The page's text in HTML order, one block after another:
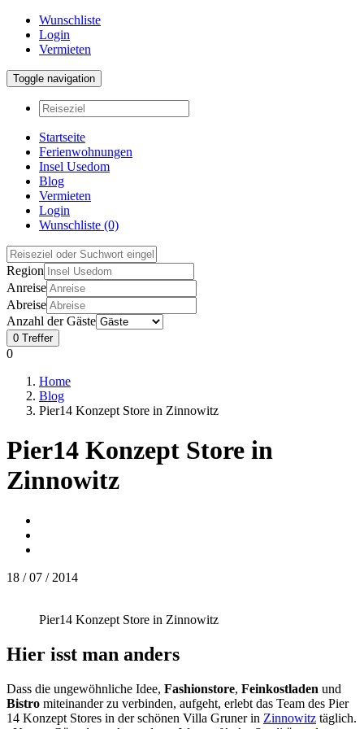
Wunschliste
Login
Vermieten
Toggle navigation
Startseite
Ferienwohnungen
Insel Usedom
Blog
Vermieten
Login
Wunschliste (0)
Region
Anreise
Abreise
Anzahl der Gäste
0 Treffer
0
Home
Blog
Pier14 Konzept Store in Zinnowitz
Pier14 Konzept Store in
Zinnowitz
18 / 07 / 2014
Pier14 Konzept Store in Zinnowitz
Hier isst man anders
Dass die ungewöhnliche Idee, Fashionstore, Feinkostladen und
Bistro miteinander zu verbinden, aufgeht, erlebt das Team des Pier
14 Konzept Stores in der schönen Villa Gruner in Zinnowitz täglich.